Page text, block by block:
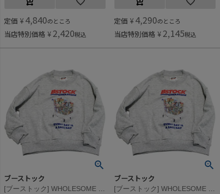
定価 ¥ 4,840のところ
当店特別価格 ¥ 2,420税込
定価 ¥ 4,290のところ
当店特別価格 ¥ 2,145税込
ブーストック ブーストック